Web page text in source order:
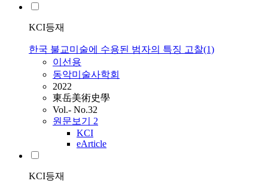
KCI등재
한국 불교미술에 수용된 범자의 특징 고찰(1)
이선용
동악미술사학회
2022
東岳美術史學
Vol.- No.32
원문보기 2
KCI
eArticle
KCI등재